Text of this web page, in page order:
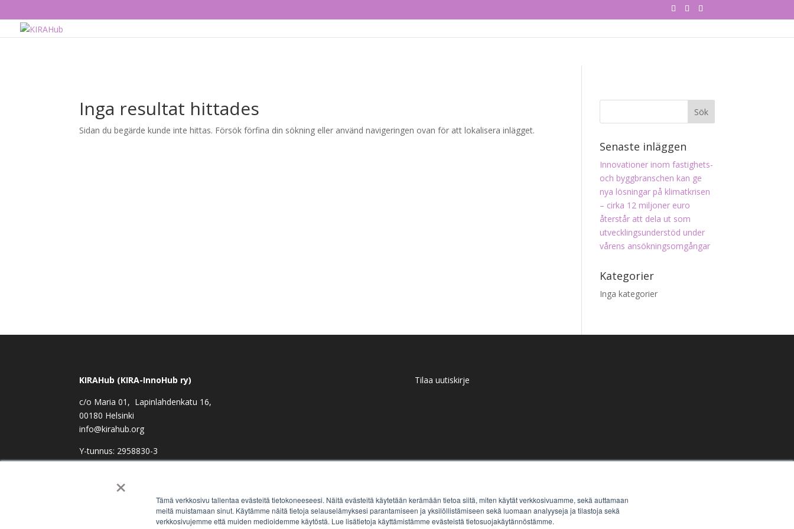
×
Tämä verkkosivu tallentaa evästeitä tietokoneeseesi. Näitä evästeitä käytetään kerämään tietoa siitä, miten käytät verkkosivuamme, sekä auttamaan
meitä muistamaan sinut. Käytämme näitä tietoja selauselämyksesi parantamiseen ja yksilöllistämiseen sekä luomaan analyyseja ja tilastoja sekä
verkkosivujemme että muiden medioidemme käytöstä. Lue lisätietoja käyttämistämme evästeistä tietosuojakäytännöstämme.
Inga resultat hittades
Sidan du begärde kunde inte hittas. Försök förfina din sökning eller använd navigeringen ovan för att lokalisera inlägget.
Senaste inläggen
Innovationer inom fastighets-
och byggbranschen kan ge
nya lösningar på klimatkrisen
– cirka 12 miljoner euro
återstår att dela ut som
utvecklingsunderstöd under
vårens ansökningsomgångar
Kategorier
Inga kategorier
KIRAHub (KIRA-InnoHub ry)
c/o Maria 01, Lapinlahdenkatu 16,
00180 Helsinki
info@kirahub.org
Y-tunnus: 2958830-3
Tilaa uutiskirje